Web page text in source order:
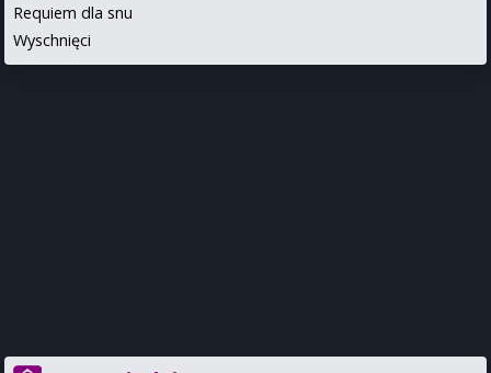
Requiem dla snu
Wyschnięci